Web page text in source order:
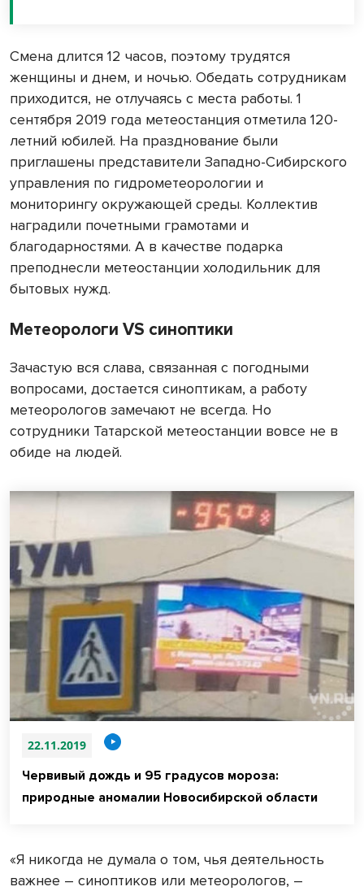
Смена длится 12 часов, поэтому трудятся
женщины и днем, и ночью. Обедать сотрудникам
приходится, не отлучаясь с места работы. 1
сентября 2019 года метеостанция отметила 120-
летний юбилей. На празднование были
приглашены представители Западно-Сибирского
управления по гидрометеорологии и
мониторингу окружающей среды. Коллектив
наградили почетными грамотами и
благодарностями. А в качестве подарка
преподнесли метеостанции холодильник для
бытовых нужд.
Метеорологи VS синоптики
Зачастую вся слава, связанная с погодными
вопросами, достается синоптикам, а работу
метеорологов замечают не всегда. Но
сотрудники Татарской метеостанции вовсе не в
обиде на людей.
22.11.2019
Червивый дождь и 95 градусов мороза:
природные аномалии Новосибирской области
«Я никогда не думала о том, чья деятельность
важнее – синоптиков или метеорологов, –